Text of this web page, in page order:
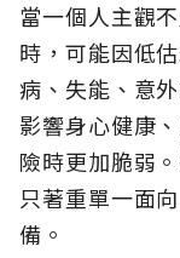
當一個人主觀
時，可能因低
病、失能、意
影響身心健康
險時更加脆弱
只著重單一面
備。